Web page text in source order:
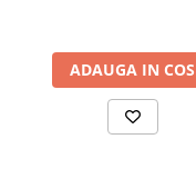
ADAUGA IN COS